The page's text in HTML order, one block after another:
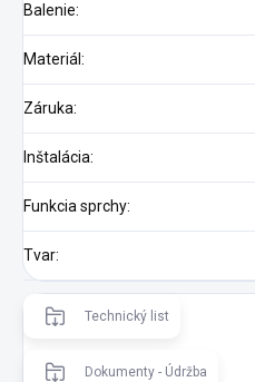
Balenie:
Materiál :
Záruka:
Inštalácia:
Funkcia sprchy:
Tvar:
Technický list
Dokumenty - Údržba